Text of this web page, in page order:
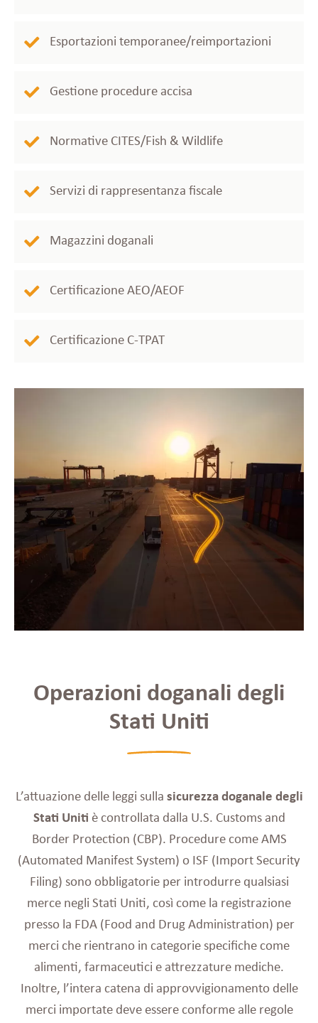
Esportazioni temporanee/reimportazioni
Gestione procedure accisa
Normative CITES/Fish & Wildlife
Servizi di rappresentanza fiscale
Magazzini doganali
Certificazione AEO/AEOF
Certificazione C-TPAT
Operazioni doganali degli
Stati Uniti
L’attuazione delle leggi sulla sicurezza doganale degli
Stati Uniti è controllata dalla U.S. Customs and
Border Protection (CBP). Procedure come AMS
(Automated Manifest System) o ISF (Import Security
Filing) sono obbligatorie per introdurre qualsiasi
merce negli Stati Uniti, così come la registrazione
presso la FDA (Food and Drug Administration) per
merci che rientrano in categorie specifiche come
alimenti, farmaceutici e attrezzature mediche.
Inoltre, l’intera catena di approvvigionamento delle
merci importate deve essere conforme alle regole